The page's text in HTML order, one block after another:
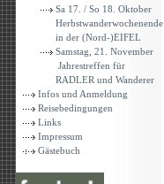
Sa 17. / So 18. Oktober
Herbstwanderwochenende
in der (Nord-)EIFEL
Samstag, 21. November
Jahrestreffen für
RADLER und Wanderer
Infos und Anmeldung
Reisebedingungen
Links
Impressum
Gästebuch